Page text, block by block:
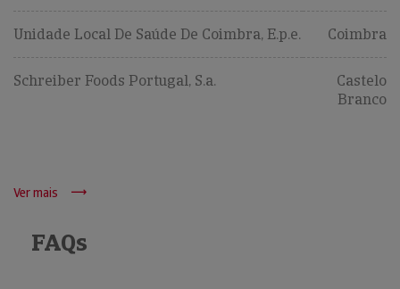
Unidade Local De Saúde De Coimbra, E.p.e. Coimbra
Schreiber Foods Portugal, S.a.
Castelo
Branco
Ver mais
FAQs